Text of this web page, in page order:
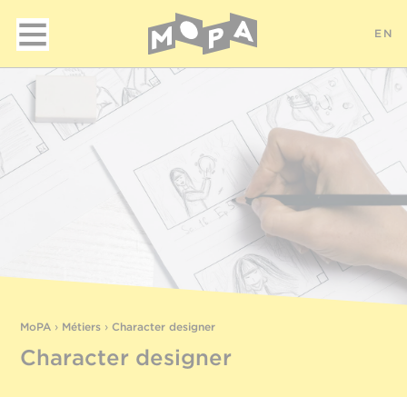
EN
MoPA › Métiers ›Character designer
Character designer